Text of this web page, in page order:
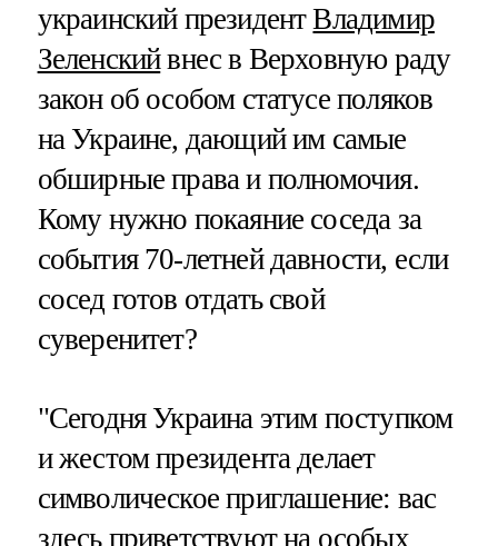
украинский президентВладимир
Зеленскийвнес в Верховную раду
закон об особом статусе поляков
на Украине, дающий им самые
обширные права и полномочия.
Кому нужно покаяние соседа за
события 70-летней давности, если
сосед готов отдать свой
суверенитет?
"Сегодня Украина этим поступком
и жестом президента делает
символическое приглашение: вас
здесь приветствуют на особых